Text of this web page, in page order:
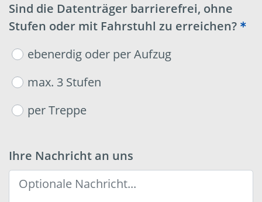
Sind die Datenträger barrierefrei, ohne
Stufen oder mit Fahrstuhl zu erreichen?
ebenerdig oder per Aufzug
max. 3 Stufen
per Treppe
Ihre Nachricht an uns